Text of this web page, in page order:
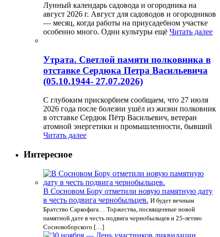
Лунный календарь садовода и огородника на
август 2026 г. Август для садоводов и огородников
— месяц, когда работы на приусадебном участке
особенно много. Одни культуры ещё Читать далее
Утрата. Светлой памяти полковника в
отставке Сердюка Петра Васильевича
(05.10.1944- 27.07.2026)
С глубоким прискорбием сообщаем, что 27 июля
2026 года после болезни ушёл из жизни полковник
в отставке Сердюк Пётр Васильевич, ветеран
атомной энергетики и промышленности, бывший
Читать далее
Интересное
В Сосновом Бору отметили новую памятную дату
в честь подвига чернобыльцев. И будет вечным
Братство Саркофага… Торжества, посвященные новой
памятной дате в честь подвига чернобыльцев и 25-летию
Сосновоборского […]